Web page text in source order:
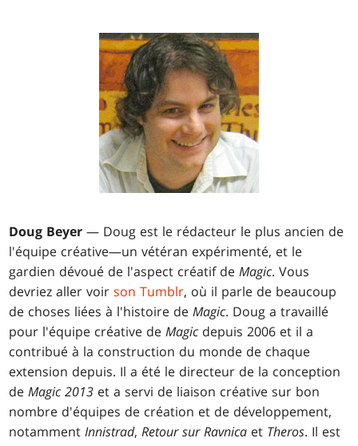
Doug Beyer — Doug est le rédacteur le plus ancien de
l'équipe créative—un vétéran expérimenté, et le
gardien dévoué de l'aspect créatif deMagic. Vous
devriez aller voirson Tumblr, où il parle de beaucoup
de choses liées à l'histoire deMagic. Doug a travaillé
pour l'équipe créative deMagic depuis 2006 et il a
contribué à la construction du monde de chaque
extension depuis. Il a été le directeur de la conception
deMagic 2013 et a servi de liaison créative sur bon
nombre d'équipes de création et de développement,
notammentInnistrad,Retour sur Ravnica et Theros. Il est